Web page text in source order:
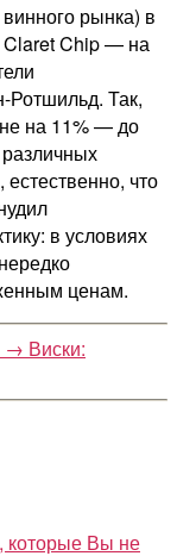
рынка) в
Claret Chip — на
Ротшильд. Так,
на 11% — до
что
в условиях
ценам.
→ Виски:
которые Вы не